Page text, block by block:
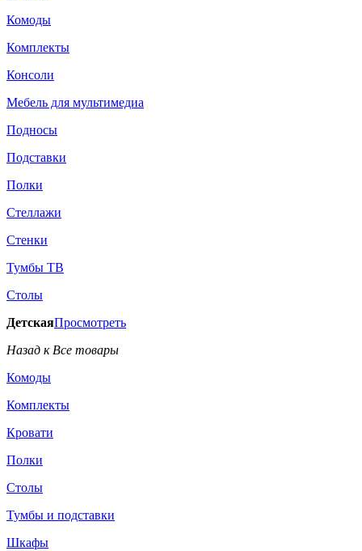
Комоды
Комплекты
Консоли
Мебель для мультимедиа
Подносы
Подставки
Полки
Стеллажи
Стенки
Тумбы ТВ
Столы
ДетскаяПросмотреть
Назад к Все товары
Комоды
Комплекты
Кровати
Полки
Столы
Тумбы и подставки
Шкафы